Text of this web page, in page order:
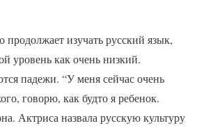
продолжает изучать русский язык,
уровень как очень низкий.
падежи. “У меня сейчас очень
говорю, как будто я ребенок.
Актриса назвала русскую культуру